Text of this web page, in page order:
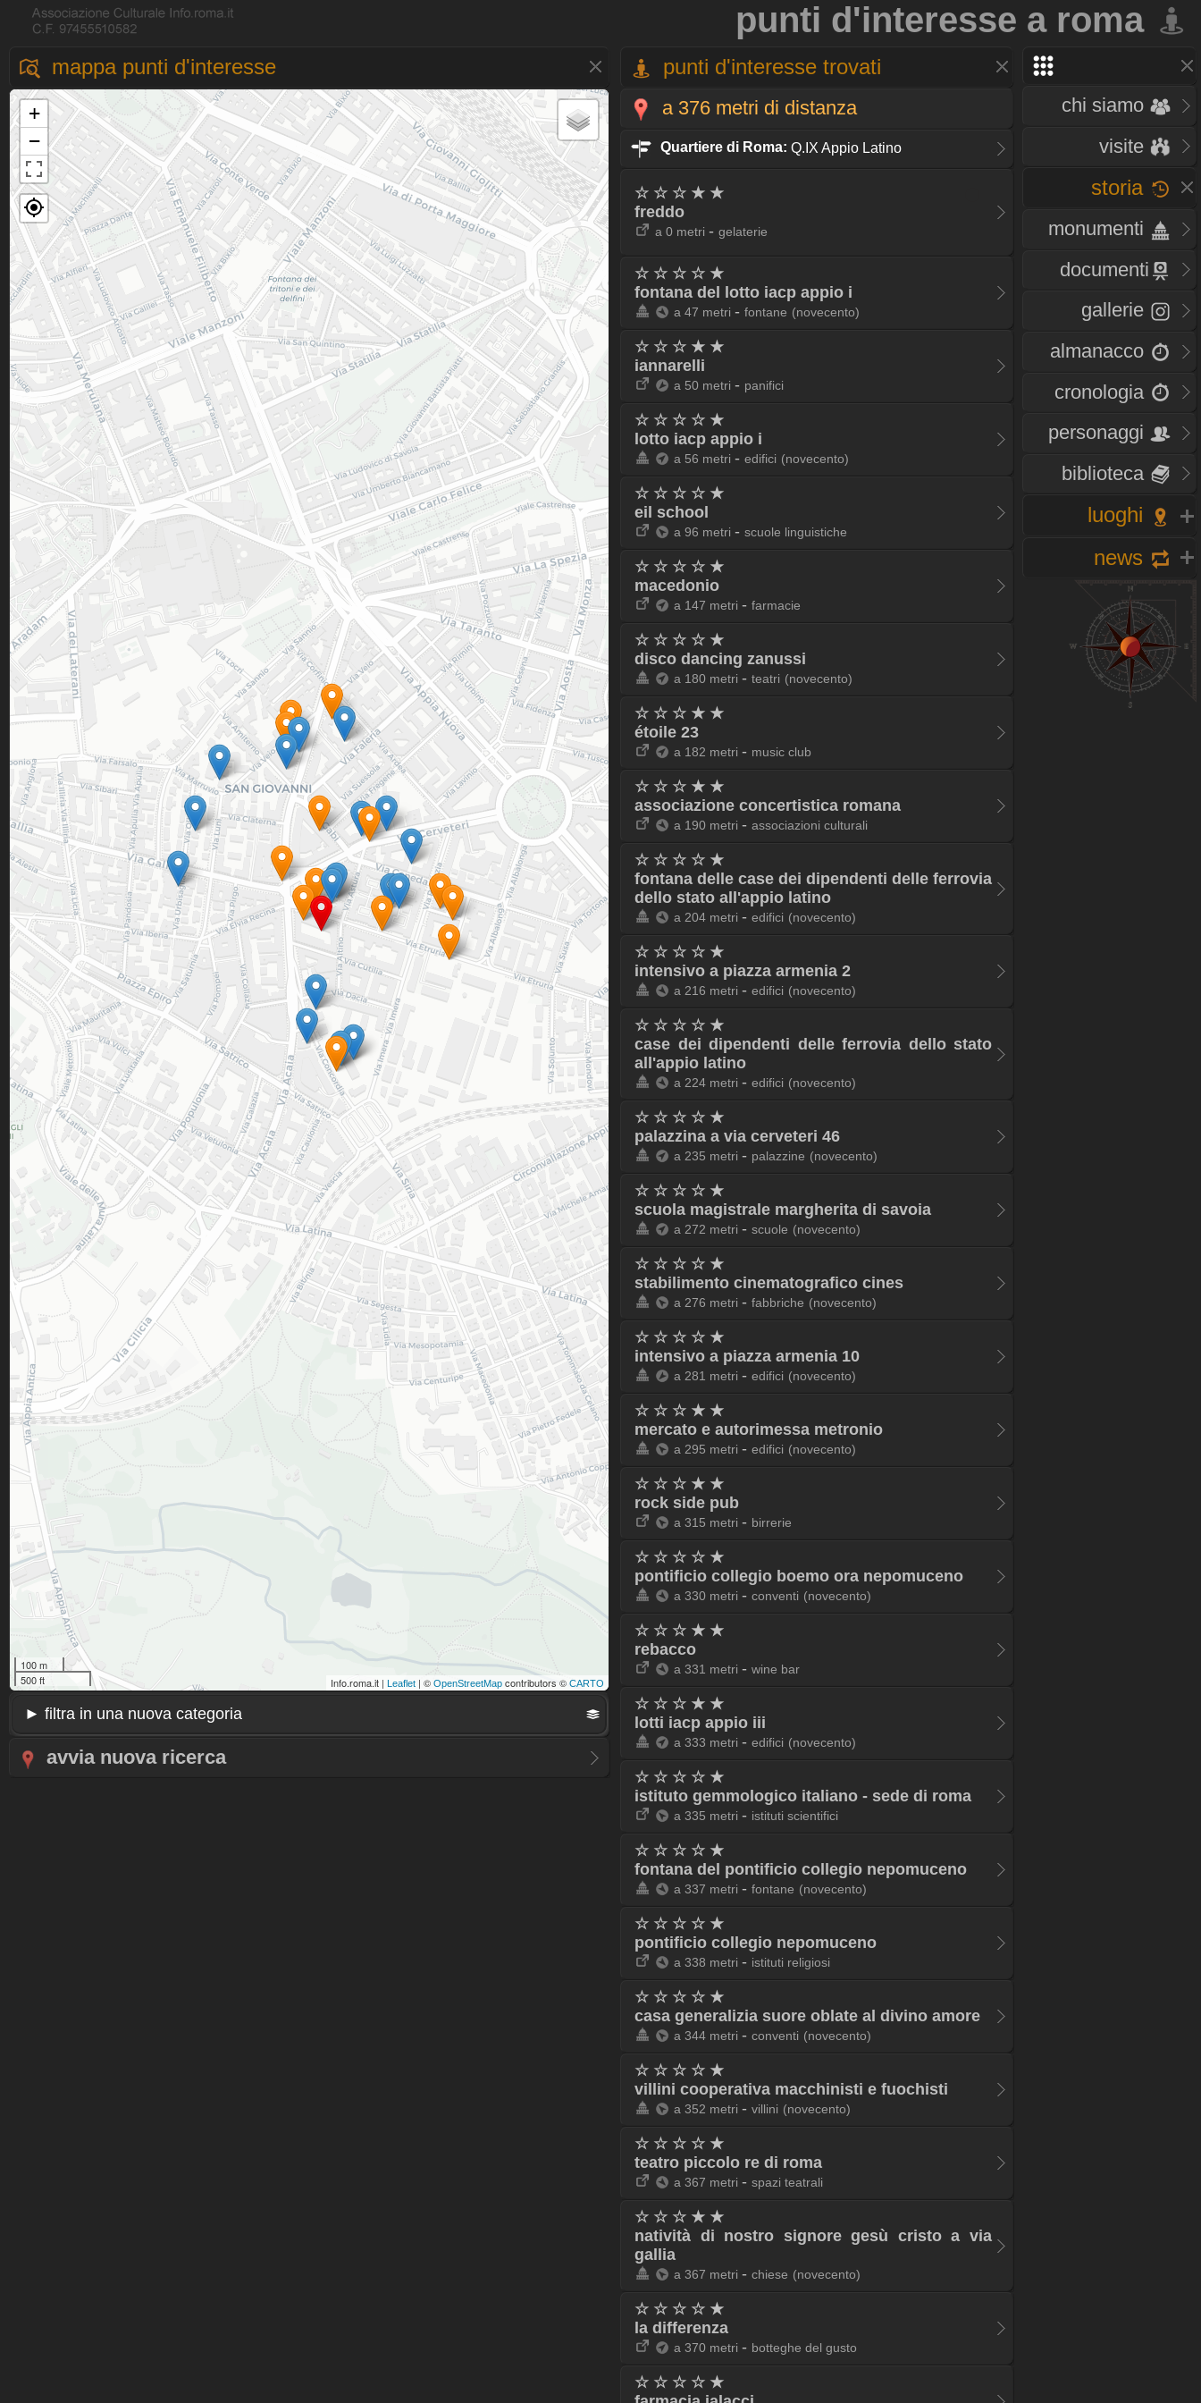
punti d'interesse a roma
chi siamo
visite
storia
monumenti
documenti
gallerie
almanacco
cronologia
personaggi
biblioteca
luoghi
news
mappa punti d'interesse
+
−
100 m
500 ft
Info.roma.it | Leaflet | © OpenStreetMap contributors © CARTO
avvia nuova ricerca
punti d'interesse trovati
a 376 metri di distanza
Quartiere di Roma: Q.IX Appio Latino
☆ ☆ ☆ ★ ★
freddo
a 0 metri - gelaterie
☆ ☆ ☆ ☆ ★
fontana del lotto iacp appio i
a 47 metri - fontane (novecento)
☆ ☆ ☆ ★ ★
iannarelli
a 50 metri - panifici
☆ ☆ ☆ ☆ ★
lotto iacp appio i
a 56 metri - edifici (novecento)
☆ ☆ ☆ ☆ ★
eil school
a 96 metri - scuole linguistiche
☆ ☆ ☆ ☆ ★
macedonio
a 147 metri - farmacie
☆ ☆ ☆ ☆ ★
disco dancing zanussi
a 180 metri - teatri (novecento)
☆ ☆ ☆ ★ ★
étoile 23
a 182 metri - music club
☆ ☆ ☆ ★ ★
associazione concertistica romana
a 190 metri - associazioni culturali
☆ ☆ ☆ ☆ ★
fontana delle case dei dipendenti delle ferrovia
dello stato all'appio latino
a 204 metri - edifici (novecento)
☆ ☆ ☆ ☆ ★
intensivo a piazza armenia 2
a 216 metri - edifici (novecento)
☆ ☆ ☆ ☆ ★
case dei dipendenti delle ferrovia dello stato
all'appio latino
a 224 metri - edifici (novecento)
☆ ☆ ☆ ☆ ★
palazzina a via cerveteri 46
a 235 metri - palazzine (novecento)
☆ ☆ ☆ ☆ ★
scuola magistrale margherita di savoia
a 272 metri - scuole (novecento)
☆ ☆ ☆ ☆ ★
stabilimento cinematografico cines
a 276 metri - fabbriche (novecento)
☆ ☆ ☆ ☆ ★
intensivo a piazza armenia 10
a 281 metri - edifici (novecento)
☆ ☆ ☆ ★ ★
mercato e autorimessa metronio
a 295 metri - edifici (novecento)
☆ ☆ ☆ ★ ★
rock side pub
a 315 metri - birrerie
☆ ☆ ☆ ☆ ★
pontificio collegio boemo ora nepomuceno
a 330 metri - conventi (novecento)
☆ ☆ ☆ ★ ★
rebacco
a 331 metri - wine bar
☆ ☆ ☆ ★ ★
lotti iacp appio iii
a 333 metri - edifici (novecento)
☆ ☆ ☆ ☆ ★
istituto gemmologico italiano - sede di roma
a 335 metri - istituti scientifici
☆ ☆ ☆ ☆ ★
fontana del pontificio collegio nepomuceno
a 337 metri - fontane (novecento)
☆ ☆ ☆ ☆ ★
pontificio collegio nepomuceno
a 338 metri - istituti religiosi
☆ ☆ ☆ ☆ ★
casa generalizia suore oblate al divino amore
a 344 metri - conventi (novecento)
☆ ☆ ☆ ☆ ★
villini cooperativa macchinisti e fuochisti
a 352 metri - villini (novecento)
☆ ☆ ☆ ☆ ★
teatro piccolo re di roma
a 367 metri - spazi teatrali
☆ ☆ ☆ ★ ★
natività di nostro signore gesù cristo a via
gallia
a 367 metri - chiese (novecento)
☆ ☆ ☆ ☆ ★
la differenza
a 370 metri - botteghe del gusto
☆ ☆ ☆ ☆ ★